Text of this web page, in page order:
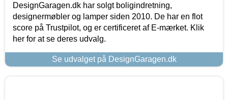
DesignGaragen.dk har solgt boligindretning,
designermøbler og lamper siden 2010. De har en flot
score på Trustpilot, og er certificeret af E-mærket. Klik
her for at se deres udvalg.
Se udvalget på DesignGaragen.dk